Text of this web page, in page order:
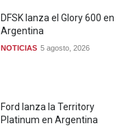
DFSK lanza el Glory 600 en
Argentina
NOTICIAS 5 agosto, 2026
Ford lanza la Territory
Platinum en Argentina